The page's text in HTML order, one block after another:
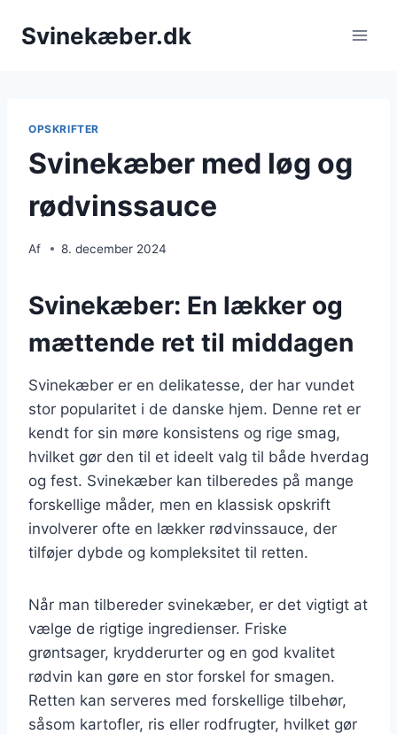
Svinekæber.dk
OPSKRIFTER
Svinekæber med løg og
rødvinssauce
Af 8. december 2024
Svinekæber: En lækker og
mættende ret til middagen
Svinekæber er en delikatesse, der har vundet
stor popularitet i de danske hjem. Denne ret er
kendt for sin møre konsistens og rige smag,
hvilket gør den til et ideelt valg til både hverdag
og fest. Svinekæber kan tilberedes på mange
forskellige måder, men en klassisk opskrift
involverer ofte en lækker rødvinssauce, der
tilføjer dybde og kompleksitet til retten.
Når man tilbereder svinekæber, er det vigtigt at
vælge de rigtige ingredienser. Friske
grøntsager, krydderurter og en god kvalitet
rødvin kan gøre en stor forskel for smagen.
Retten kan serveres med forskellige tilbehør,
såsom kartofler, ris eller rodfrugter, hvilket gør